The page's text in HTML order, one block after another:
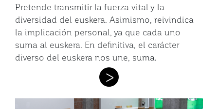
Pretende transmitir la fuerza vital y la
diversidad del euskera. Asimismo, reivindica
la implicación personal, ya que cada uno
suma al euskera. En definitiva, el carácter
diverso del euskera nos une, suma.
>